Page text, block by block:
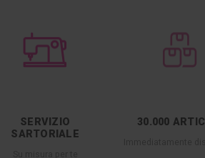
SERVIZIO
SARTORIALE
30.000